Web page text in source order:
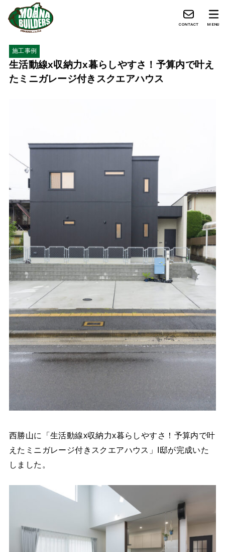
CONTACT MENU
施工事例
生活動線x収納力x暮らしやすさ！予算内で叶え
たミニガレージ付きスクエアハウス
西勝山に「生活動線x収納力x暮らしやすさ！予算内で叶
えたミニガレージ付きスクエアハウス」I邸が完成いた
しました。